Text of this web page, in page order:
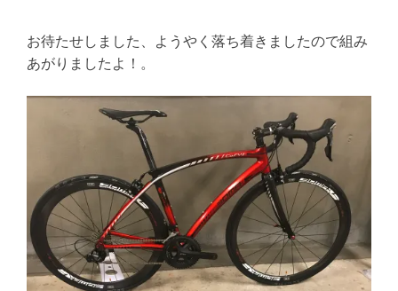
お待たせしました、ようやく落ち着きましたので組み
あがりましたよ！。